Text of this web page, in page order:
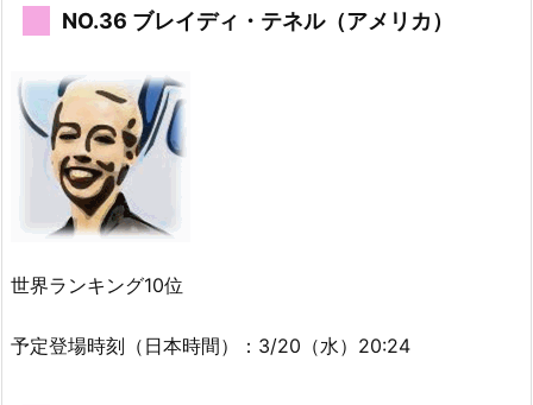
NO.36 ブレイディ・テネル（アメリカ）
世界ランキング10位
予定登場時刻（日本時間）：3/20（水）20:24